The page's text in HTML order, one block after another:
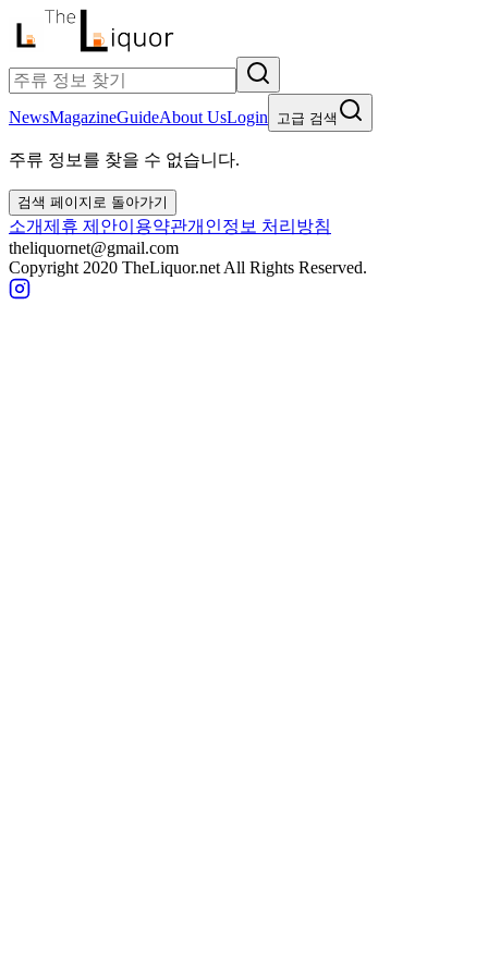
NewsMagazineGuideAbout UsLogin 고급 검색
주류 정보를 찾을 수 없습니다.
검색 페이지로 돌아가기
소개제휴 제안이용약관개인정보 처리방침
theliquornet@gmail.com
Copyright 2020 TheLiquor.net All Rights Reserved.